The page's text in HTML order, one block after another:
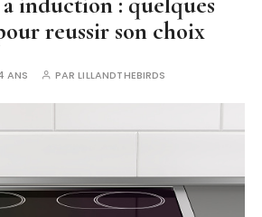
reussir son choix
ANS PARLILLANDTHEBIRDS